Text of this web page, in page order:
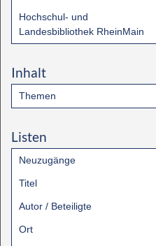
Hochschul- und
Landesbibliothek RheinMain
Inhalt
Themen
Listen
Neuzugänge
Titel
Autor / Beteiligte
Ort